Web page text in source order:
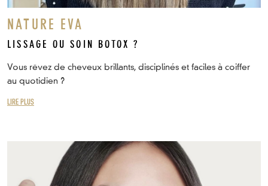
NATURE EVA
LISSAGE OU SOIN BOTOX ?
Vous rêvez de cheveux brillants, disciplinés et faciles à coiffer
au quotidien ?
LIRE PLUS